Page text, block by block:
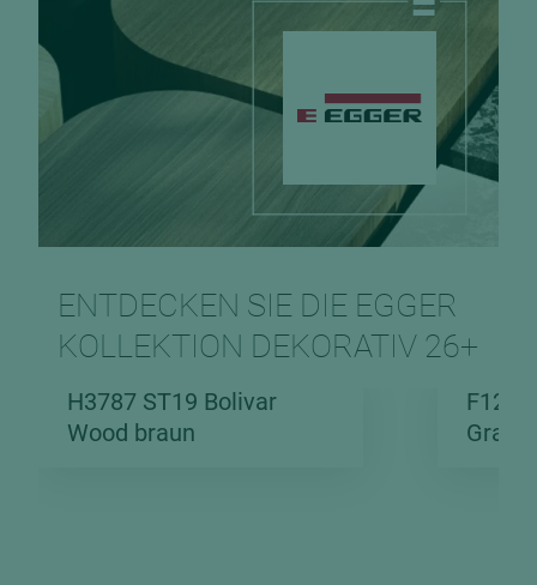
ENTDECKEN SIE DIE EGGER
KOLLEKTION DEKORATIV 26+
H3787 ST19 Bolivar
Wood braun
F129